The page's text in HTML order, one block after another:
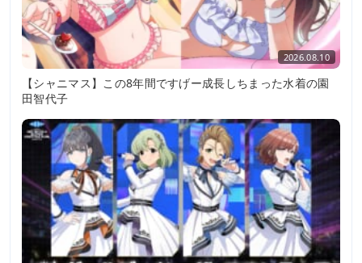
2026.08.10
【シャニマス】この8年間ですげー成長しちまった水着の園
田智代子